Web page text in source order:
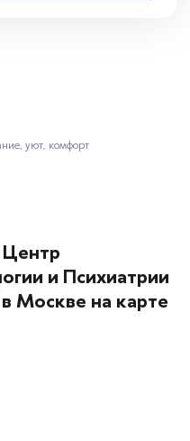
уют, комфорт
и Психиатрии
Москве на карте